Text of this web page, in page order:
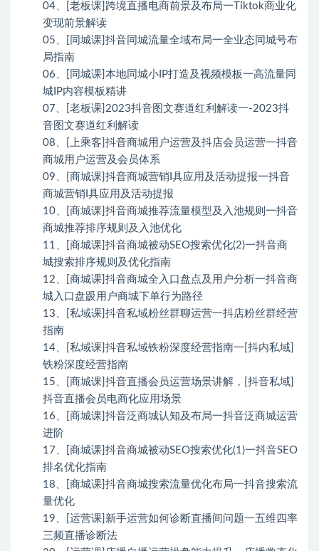
04、[老板课]跨境直播电商前景及布局一Tiktok商业化
变现前景解读
05、[同城课]抖音同城流量全域布局一全业态同城号布
局指南
06、[同城课]本地同城小IP打造及视频模板一高流量同
城IP内容模板精讲
07、[老板课]2023抖音图文赛道红利解读一-2023抖
音图文赛道红利解读
08、[上乘客]抖音商城用户运营及抖店会员运营一抖音
商城用户运营及会员体系
09、[商城课]抖音商城营销I具应用及活动提报一抖音
商城营销I具应用及活动提报
10、[商城课]抖音商城推荐流量模型及入池规则一抖音
商城推荐排序规则及入池优化
11、[商城课]抖音商城被动SEO搜索优化(2)一抖音商
城搜索排序规则及优化指南
12、[商城课]抖音商城全入口盘点及用户分析一抖音商
城入口盘趿用户商城下单行为路径
13、[私域课]抖音私域粉丝群聊运营一抖店粉丝群经营
指南
14、[私域课]抖音私域铁粉深度经营指南一[抖内私域]
铁粉深度经营指南
15、[商城课]抖音直播会员运营场景讲解，[抖音私域]
抖音直播会员电商化应用场景
16、[商城课]抖音泛商城认知及布局一抖音泛商城运营
进阶
17、[商城课]抖音商城被动SEO搜索优化(1)一抖音SEO
排名优化指南
18、[商城课]抖音商城搜索流量优化布局一抖音搜索流
量优化
19、[运营课]新手运营如何诊断直播间问题一五维四率
三频直播诊断法